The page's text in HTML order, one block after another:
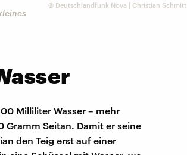
© Deutschlandfunk Nova | Christian Schmitt
Milliliter Wasser – mehr
Gramm Seitan. Damit er seine
den Teig erst auf einer